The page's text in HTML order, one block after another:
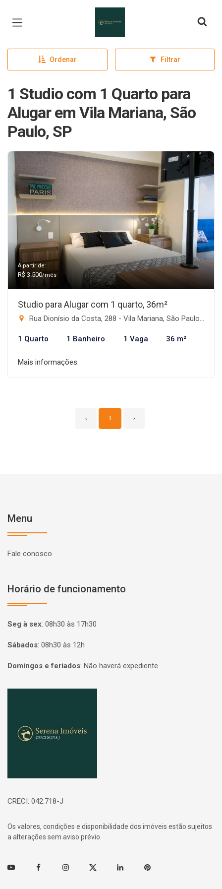
Ordenar Filtrar
1 Studio com 1 Quarto para
Alugar em Vila Mariana, São
Paulo, SP
A partir de:
R$ 3.500/mês
Studio para Alugar com 1 quarto, 36m²
Rua Dionísio da Costa, 288 - Vila Mariana, São Paulo-SP
1 Quarto 1 Banheiro 1 Vaga 36 m²
Mais informações
‹ 1 ›
Menu
Fale conosco
Horário de funcionamento
Seg à sex: 08h30 às 17h30
Sábados: 08h30 às 12h
Domingos e feriados: Não haverá expediente
CRECI: 042.718-J
Os valores, condições e disponibilidade dos imóveis estão sujeitos
a alterações sem aviso prévio.
Youtube FacebookInstagramTwitter Linkedin Pinterest